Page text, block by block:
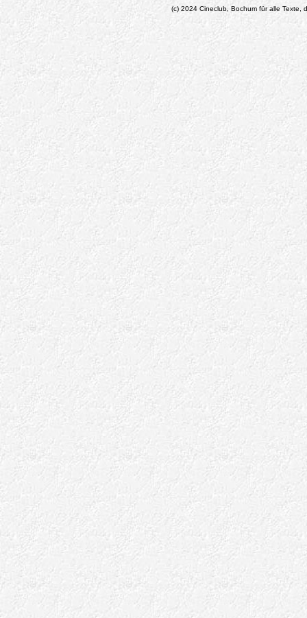
(c) 2024 Cineclub, Bochum für alle Texte,